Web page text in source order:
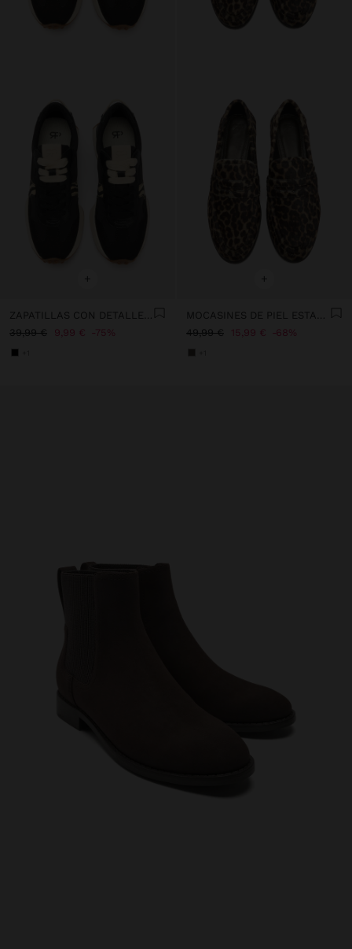
+
ZAPATILLAS CON DETALLES ESTAMPADO ANIMAL
39,99 €
9,99 € 75%
+
MOCASINES DE PIEL ESTAMPADO ANIMAL
49,99 €
15,99 € 68%